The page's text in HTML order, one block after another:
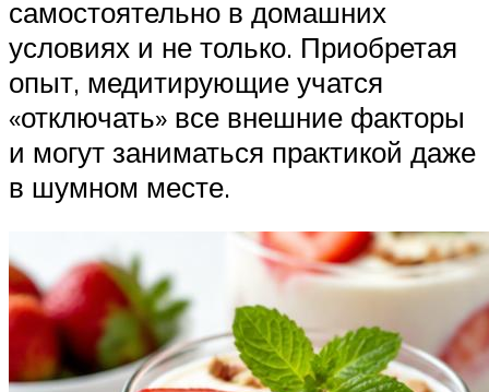
самостоятельно в домашних
условиях и не только. Приобретая
опыт, медитирующие учатся
«отключать» все внешние факторы
и могут заниматься практикой даже
в шумном месте.